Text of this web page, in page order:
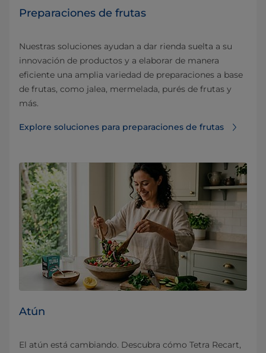
Preparaciones de frutas
Nuestras soluciones ayudan a dar rienda suelta a su
innovación de productos y a elaborar de manera
eficiente una amplia variedad de preparaciones a base
de frutas, como jalea, mermelada, purés de frutas y
más.
Explore soluciones para preparaciones de frutas
Atún
El atún está cambiando. Descubra cómo Tetra Recart,